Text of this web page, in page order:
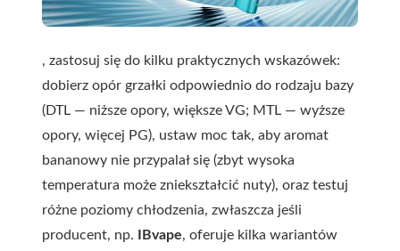
, zastosuj się do kilku praktycznych wskazówek:
dobierz opór grzałki odpowiednio do rodzaju bazy
(DTL — niższe opory, większe VG; MTL — wyższe
opory, więcej PG), ustaw moc tak, aby aromat
bananowy nie przypalał się (zbyt wysoka
temperatura może zniekształcić nuty), oraz testuj
różne poziomy chłodzenia, zwłaszcza jeśli
producent, np.
IBvape, oferuje kilka wariantów